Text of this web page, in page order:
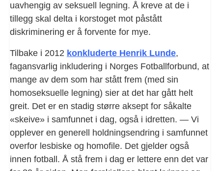
uavhengig av seksuell legning. Å kreve at de i
tillegg skal delta i korstoget mot påstått
diskriminering er å forvente for mye.
Tilbake i 2012 konkluderte Henrik Lunde,
fagansvarlig inkludering i Norges Fotballforbund, at
mange av dem som har stått frem (med sin
homoseksuelle legning) sier at det har gått helt
greit. Det er en stadig større aksept for såkalte
«skeive» i samfunnet i dag, også i idretten. — Vi
opplever en generell holdningsendring i samfunnet
overfor lesbiske og homofile. Det gjelder også
innen fotball. Å stå frem i dag er lettere enn det var